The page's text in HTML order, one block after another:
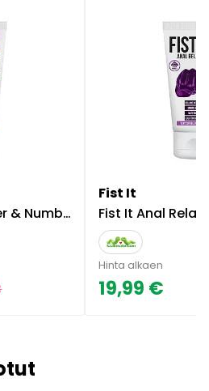
100 ml
Fist It
Fist It Anal
Hinta alkaen
19,99 €